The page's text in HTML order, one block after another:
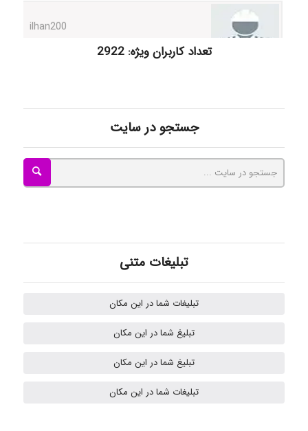
Mohammad
Tavan
kimiya zirakpoor
تعداد کاربران ویژه: 2922
جستجو در سایت
تبلیغات متنی
تبلیغات شما در این مکان
تبلیغ شما در این مکان
تبلیغ شما در این مکان
تبلیغات شما در این مکان